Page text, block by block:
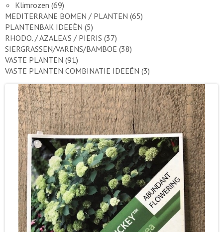
Klimrozen (69)
MEDITERRANE BOMEN / PLANTEN (65)
PLANTENBAK IDEEËN (5)
RHODO. / AZALEA'S / PIERIS (37)
SIERGRASSEN/VARENS/BAMBOE (38)
VASTE PLANTEN (91)
VASTE PLANTEN COMBINATIE IDEEËN (3)